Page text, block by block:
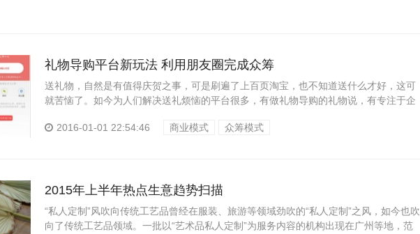
礼物导购平台新玩法 利用朋友圈完成众筹
送礼物，自然是有值得庆贺之事，可是刷遍了上百页淘宝，也不知道送什么才好，这可
就苦恼了。如今为人们解决送礼烦恼的平台很多，有做礼物导购的礼物说，有专注于企
2016-01-01 22:54:46
商业模式 众筹模式
2015年上半年热点生意趋势扫描
“私人定制”风吹向传统工艺品曾经在服装、旅游等领域劲吹的“私人定制”之风，如今也吹
向了传统工艺品领域。一批以“艺术品私人定制”为服务内容的机构出现在广州等地，范